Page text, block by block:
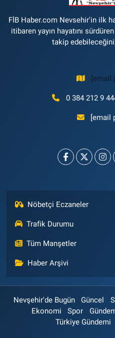
FİB Haber.com Nevsehir'in ilk
itibaren yayın hayatını
takip
[email
0 384 212 9
[email
Nöbetçi Eczaneler
Trafik Durumu
Tüm Manşetler
Haber Arşivi
Nevşehir'de Bugün Güncel
Ekonomi
Spor
Türkiye Gündemi